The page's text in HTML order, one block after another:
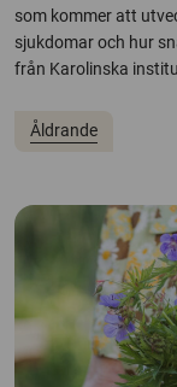
som kommer att
sjukdomar och hur
från Karolinska
Åldrande